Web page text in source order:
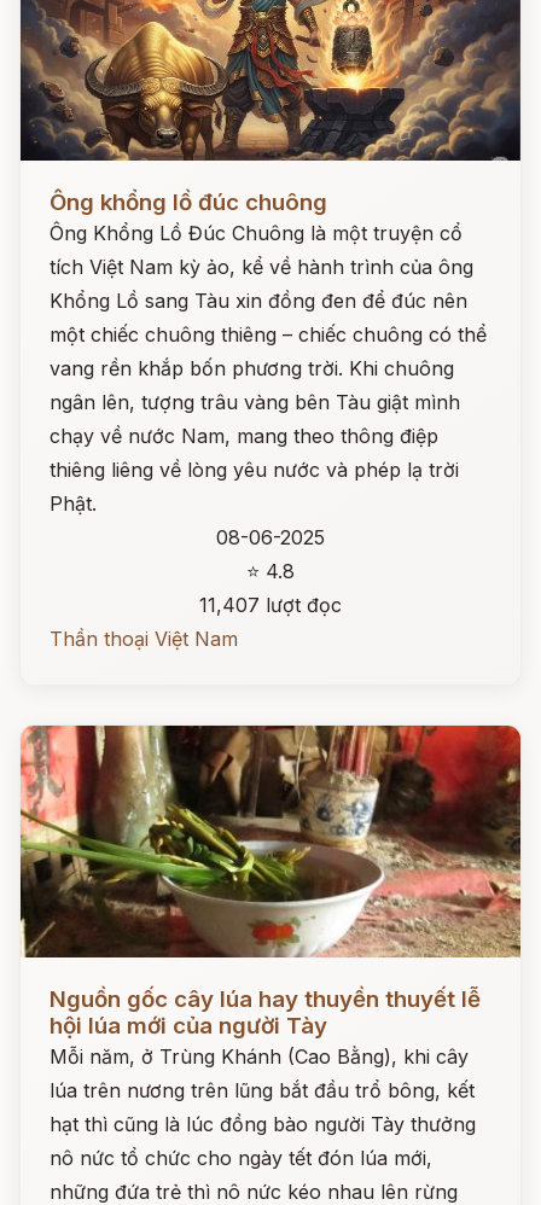
Đọc ngay
Ông khổng lồ đúc chuông
Ông Khổng Lồ Đúc Chuông là một truyện cổ
tích Việt Nam kỳ ảo, kể về hành trình của ông
Khổng Lồ sang Tàu xin đồng đen để đúc nên
một chiếc chuông thiêng – chiếc chuông có thể
vang rền khắp bốn phương trời. Khi chuông
ngân lên, tượng trâu vàng bên Tàu giật mình
chạy về nước Nam, mang theo thông điệp
thiêng liêng về lòng yêu nước và phép lạ trời
Phật.
08-06-2025
⭐ 4.8
11,407 lượt đọc
Thần thoại Việt Nam
Đọc ngay
Nguồn gốc cây lúa hay thuyền thuyết lễ
hội lúa mới của người Tày
Mỗi năm, ở Trùng Khánh (Cao Bằng), khi cây
lúa trên nương trên lũng bắt đầu trổ bông, kết
hạt thì cũng là lúc đồng bào người Tày thưởng
nô nức tổ chức cho ngày tết đón lúa mới,
những đứa trẻ thì nô nức kéo nhau lên rừng